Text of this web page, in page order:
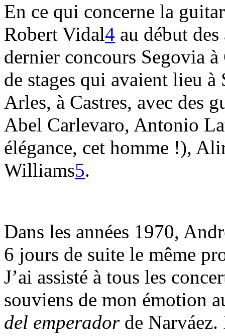
En ce qui concerne la
Robert Vidal4 au début des
dernier concours Segovia
de stages qui avaient lieu
Arles, à Castres, avec des
Abel Carlevaro, Antonio
élégance, cet homme !),
Williams5.
Dans les années 1970,
6 jours de suite le même
J’ai assisté à tous les
souviens de mon émotion
del emperador de